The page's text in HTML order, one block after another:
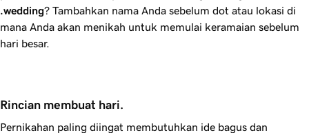
.wedding? Tambahkan nama Anda sebelum dot atau lokasi di
mana Anda akan menikah untuk memulai keramaian sebelum
hari besar.
Rincian membuat hari.
Pernikahan paling diingat membutuhkan ide bagus dan